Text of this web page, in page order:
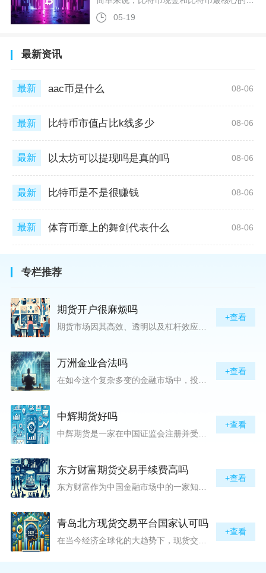
05-19
最新资讯
最新 aac币是什么 08-06
最新 比特币市值占比k线多少 08-06
最新 以太坊可以提现吗是真的吗 08-06
最新 比特币是不是很赚钱 08-06
最新 体育币章上的舞剑代表什么 08-06
专栏推荐
期货开户很麻烦吗
+查看
万洲金业合法吗
+查看
中辉期货好吗
+查看
东方财富期货交易手续费高吗
东方财富作为中国金融市场中的一家知名综合金融服务公司，向广大投资者提供了包括期货交易在内的多项服务。而对于广大期货市场的投资者来说，交易成本无疑是他们在选择期货交易服务商时考虑的重要因素之一。在这期货交易手续费是影响交易成本的主要组成部分。很多投资者都十分关注“东方财富期货交易手续费高吗？”这一问题。本文将从多个角度对东方财富期货交易手续费进行分析，帮助投资者对此有一个全面的了解。在深入讨论之前，我们需要明确一个事实：期货交易手续费是指投资者在进行期货合约买卖时，需要支付给期
+查看
青岛北方现货交易平台国家认可吗
在当今经济全球化的大趋势下，现货交易市场作为资本流动的重要平台，正吸引着世界各地的目光。中国，作为全球第二大经济体，其金融市场的发展和监管逐渐受到各界的重视。在众多现货交易平台中，青岛北方现货交易平台（下简称“北方平台”）究竟是否得到了国家的认可和监管，是许多投资者和市场参与者关心的问题。本文旨在深入探讨北方平台的性质、运营情况及其是否获得国家认可等方面的信息。北方平台成立于某年，位于中国山东省青岛市，旨在为企业和个人提供一套完善的物质现货交易服务。平台运用现代信息技术，建立
+查看